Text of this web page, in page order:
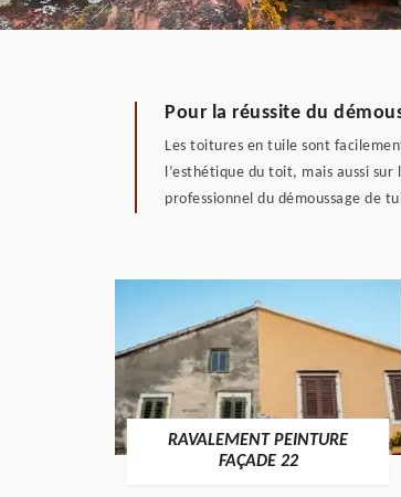
Pour la réussite du
Les toitures en tuile sont
l’esthétique du toit, mais aussi
professionnel du démoussage de
RAVALEMENT PEINTURE
FAÇADE 22